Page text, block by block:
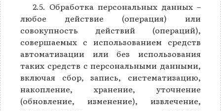
2.5. Обработка персональных данных –
любое действие (операция) или
совокупность действий (операций),
совершаемых с использованием средств
автоматизации или без использования
таких средств с персональными данными,
включая сбор, запись, систематизацию,
накопление, хранение, уточнение
(обновление, изменение), извлечение,